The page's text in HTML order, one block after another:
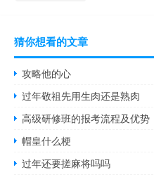
猜你想看的文章
攻略他的心
过年敬祖先用生肉还是熟肉
高级研修班的报考流程及优势
帽皇什么梗
过年还要搓麻将吗吗